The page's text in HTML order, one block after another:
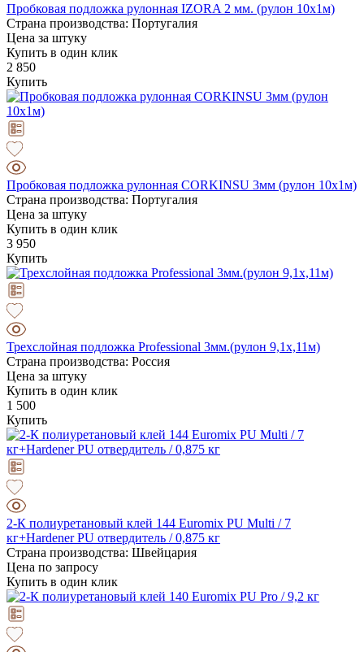
Пробковая подложка рулонная IZORA 2 мм. (рулон 10х1м)
Страна производства: Португалия
Цена за штуку
Купить в один клик
2 850
Купить
Пробковая подложка рулонная CORKINSU 3мм (рулон 10х1м)
Страна производства: Португалия
Цена за штуку
Купить в один клик
3 950
Купить
Трехслойная подложка Professional 3мм.(рулон 9,1х,11м)
Страна производства: Россия
Цена за штуку
Купить в один клик
1 500
Купить
2-К полиуретановый клей 144 Euromix PU Multi / 7
кг+Hardener PU отвердитель / 0,875 кг
Страна производства: Швейцария
Цена по запросу
Купить в один клик